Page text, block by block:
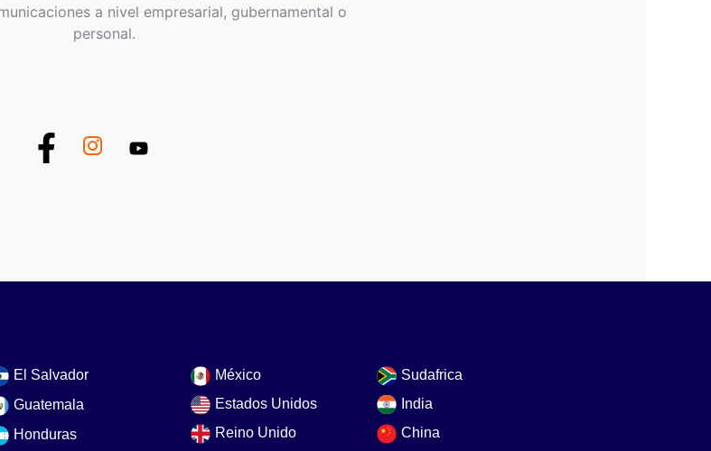
a nivel empresarial, gubernamental o
personal.
El Salvador
Guatemala
Honduras
México
Estados Unidos
Reino Unido
Sudafrica
India
China